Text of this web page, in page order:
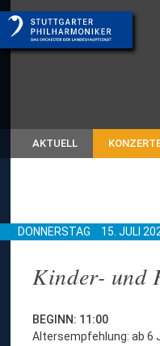
AKTUELL
DONNERSTAG 15. JULI
Kinder- und
BEGINN: 11:00
Altersempfehlung: ab 6